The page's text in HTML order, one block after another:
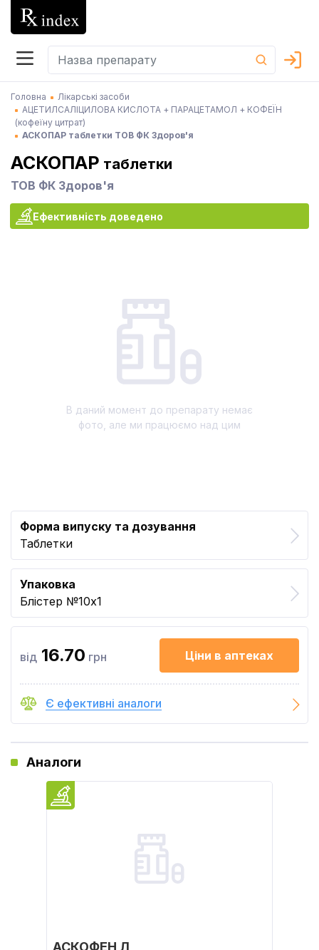
Головна
Лікарські засоби
АЦЕТИЛСАЛІЦИЛОВА КИСЛОТА + ПАРАЦЕТАМОЛ + КОФЕЇН
(кофеїну цитрат)
АСКОПАР таблетки ТОВ ФК Здоров'я
АСКОПАР таблетки
ТОВ ФК Здоров'я
Ефективність доведено
В даний момент до препарату немає
фото, але ми працюємо над цим
Форма випуску та дозування
Таблетки
Упаковка
Блістер №10x1
від 16.70 грн Ціни в аптеках
Є ефективні аналоги
Аналоги
АСКОФЕН Л